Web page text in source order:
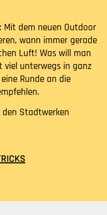
dem neuen Outdoor
wann immer gerade
Luft! Was will man
viel unterwegs in ganz
Runde an die
Stadtwerken